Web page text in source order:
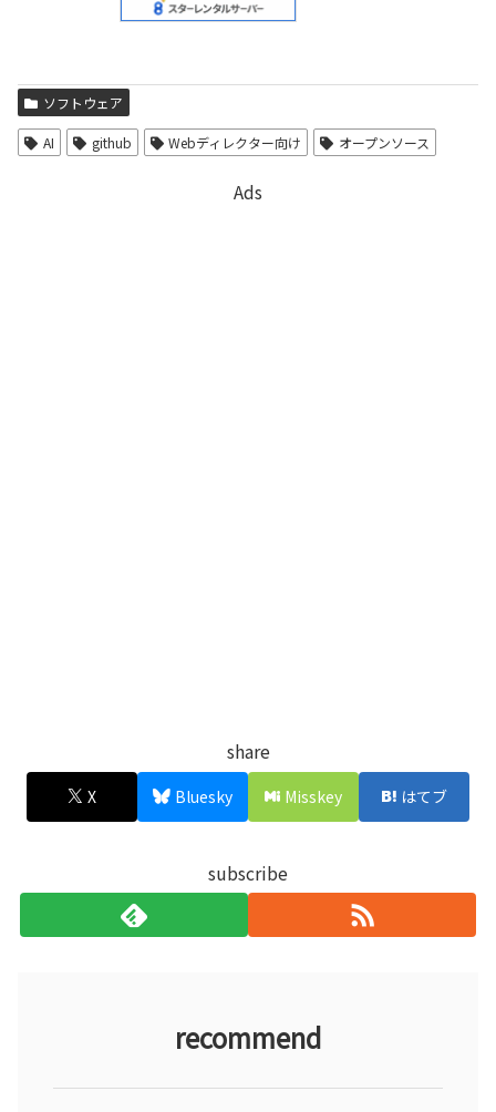
ソフトウェア
AI github Webディレクター向け オープンソース
Ads
share
X Bluesky Misskey はてブ
subscribe
recommend